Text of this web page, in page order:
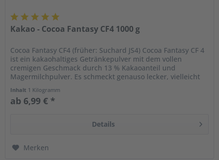
Kakao - Cocoa Fantasy CF4 1000 g
Cocoa Fantasy CF4 (früher: Suchard JS4) Cocoa Fantasy CF 4
ist ein kakaohaltiges Getränkepulver mit dem vollen
cremigen Geschmack durch 13 % Kakaoanteil und
Magermilchpulver. Es schmeckt genauso lecker, vielleicht
Inhalt 1 Kilogramm
ab 6,99 € *
Details
Merken